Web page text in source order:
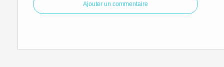
Ajouter un commentaire